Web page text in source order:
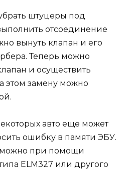
штуцеры под
отсоединение
вынуть клапан и его
Теперь можно
и осуществить
этом замену можно
авто еще может
ошибку в памяти ЭБУ.
можно при помощи
ELM327 или другого